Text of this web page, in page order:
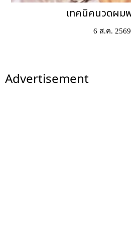
เทคนิคนวดผม
6 ส.ค. 2569
Advertisement